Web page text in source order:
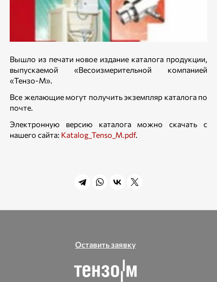
Вышло из печати новое издание каталога продукции,
выпускаемой «Весоизмерительной компанией
«Тензо-М».
Все желающие могут получить экземпляр каталога по
почте.
Электронную версию каталога можно скачать с
нашего сайта: Katalog_Tenso_M.pdf.
Оставить заявку